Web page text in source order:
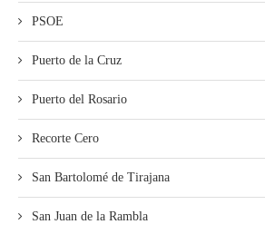
PSOE
Puerto de la Cruz
Puerto del Rosario
Recorte Cero
San Bartolomé de Tirajana
San Juan de la Rambla